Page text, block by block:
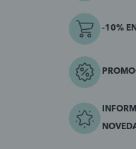
-10%